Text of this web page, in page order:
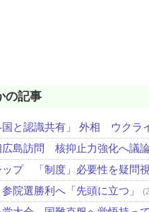
の記事
国と認識共有」 外相 ウクラ
広島訪問 核抑止力強化へ議
ップ 「制度」必要性を疑問視
院選勝利へ「先頭に立つ」